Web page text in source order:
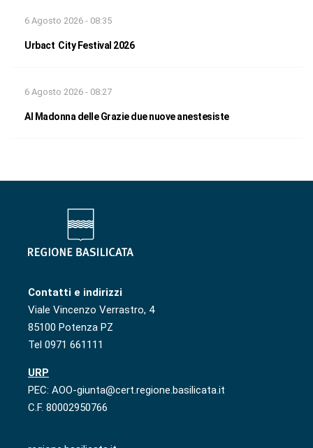
6 Agosto 2026 - 08:35
Urbact City Festival 2026
6 Agosto 2026 - 08:27
Al Madonna delle Grazie due nuove anestesiste
Contatti e indirizzi
Viale Vincenzo Verrastro, 4
85100 Potenza PZ
Tel 0971 661111
URP
PEC: AOO-giunta@cert.regione.basilicata.it
C.F. 80002950766